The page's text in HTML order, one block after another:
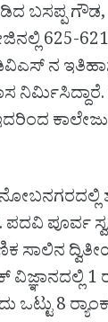
ಬಸಪ್ಪ ಗೌಡ,
625-
ನ
ನಿರ್ಮಿಸಿದ್ದಾರೆ.
ಕಾಲೇಜು
ಪೂರ್ವ
ಸಾಲಿನ
ವಿಜ್ಞಾನದಲ್ಲಿ
ಒಟ್ಟು 8